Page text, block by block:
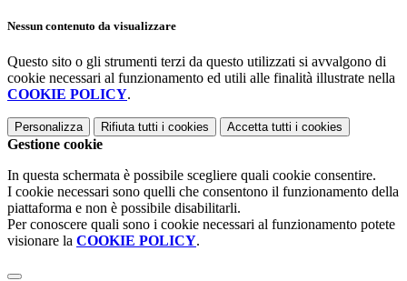
Nessun contenuto da visualizzare
Questo sito o gli strumenti terzi da questo utilizzati si avvalgono di
cookie necessari al funzionamento ed utili alle finalità illustrate nella
COOKIE POLICY.
Personalizza Rifiuta tutti i cookies Accetta tutti i cookies
Gestione cookie
In questa schermata è possibile scegliere quali cookie consentire.
I cookie necessari sono quelli che consentono il funzionamento della
piattaforma e non è possibile disabilitarli.
Per conoscere quali sono i cookie necessari al funzionamento potete
visionare la COOKIE POLICY.